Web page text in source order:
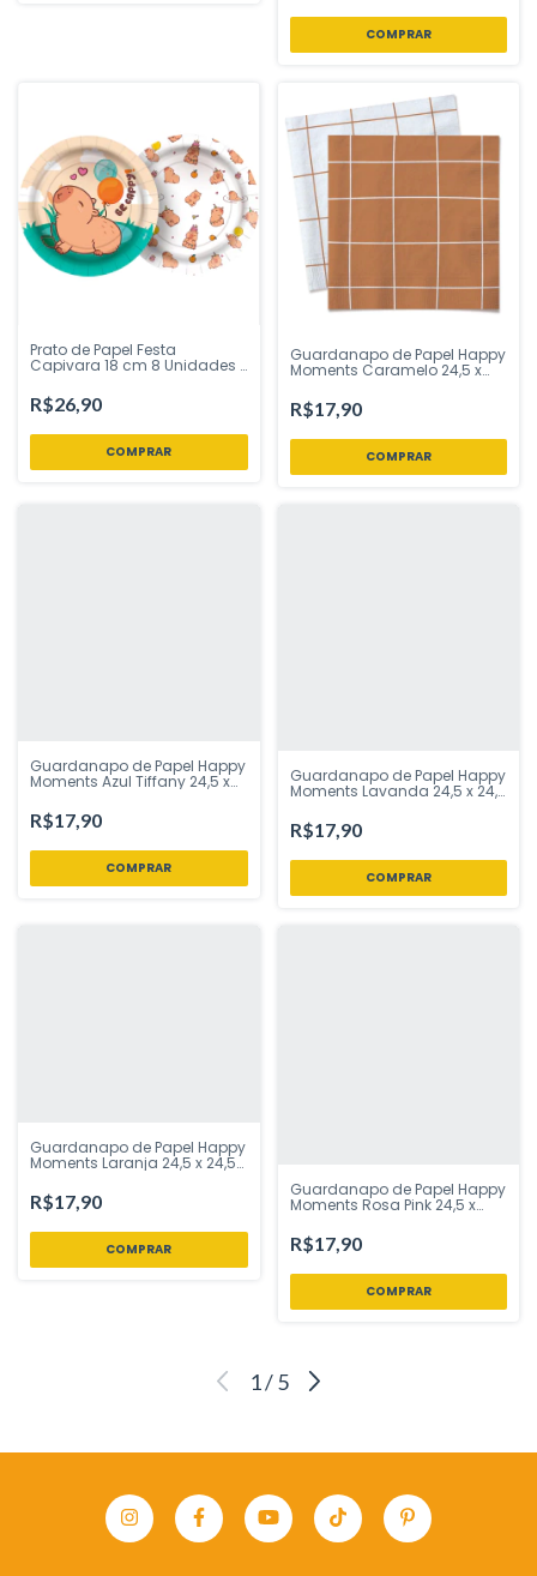
Prato de Papel Festa
Capivara 18 cm 8 Unidades |
Festa Loja
R$26,90
Guardanapo de Papel Happy
Moments Caramelo 24,5 x
Inspire Sua Festa Loja
R$17,90
Guardanapo de Papel Happy
Moments Azul Tiffany 24,5 x
Inspire Sua Festa Loja
R$17,90
Guardanapo de Papel Happy
Moments Lavanda 24,5 x 24,5
Inspire Sua Festa Loja
R$17,90
Guardanapo de Papel Happy
Moments Laranja 24,5 x 24,5
Inspire Sua Festa Loja
R$17,90
Guardanapo de Papel Happy
Moments Rosa Pink 24,5 x
Inspire Sua Festa Loja
R$17,90
1/ 5